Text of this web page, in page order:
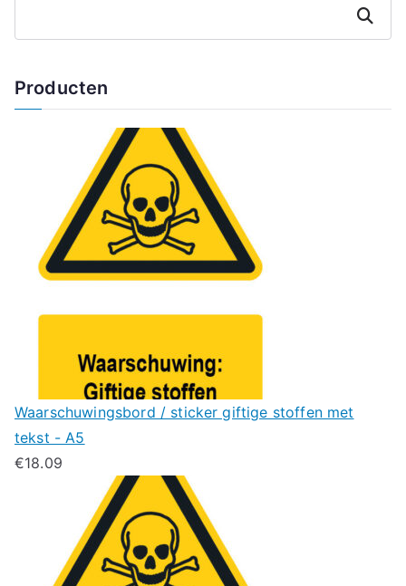
Zoeken
Producten
Waarschuwingsbord / sticker giftige stoffen met
tekst - A5
€18.09